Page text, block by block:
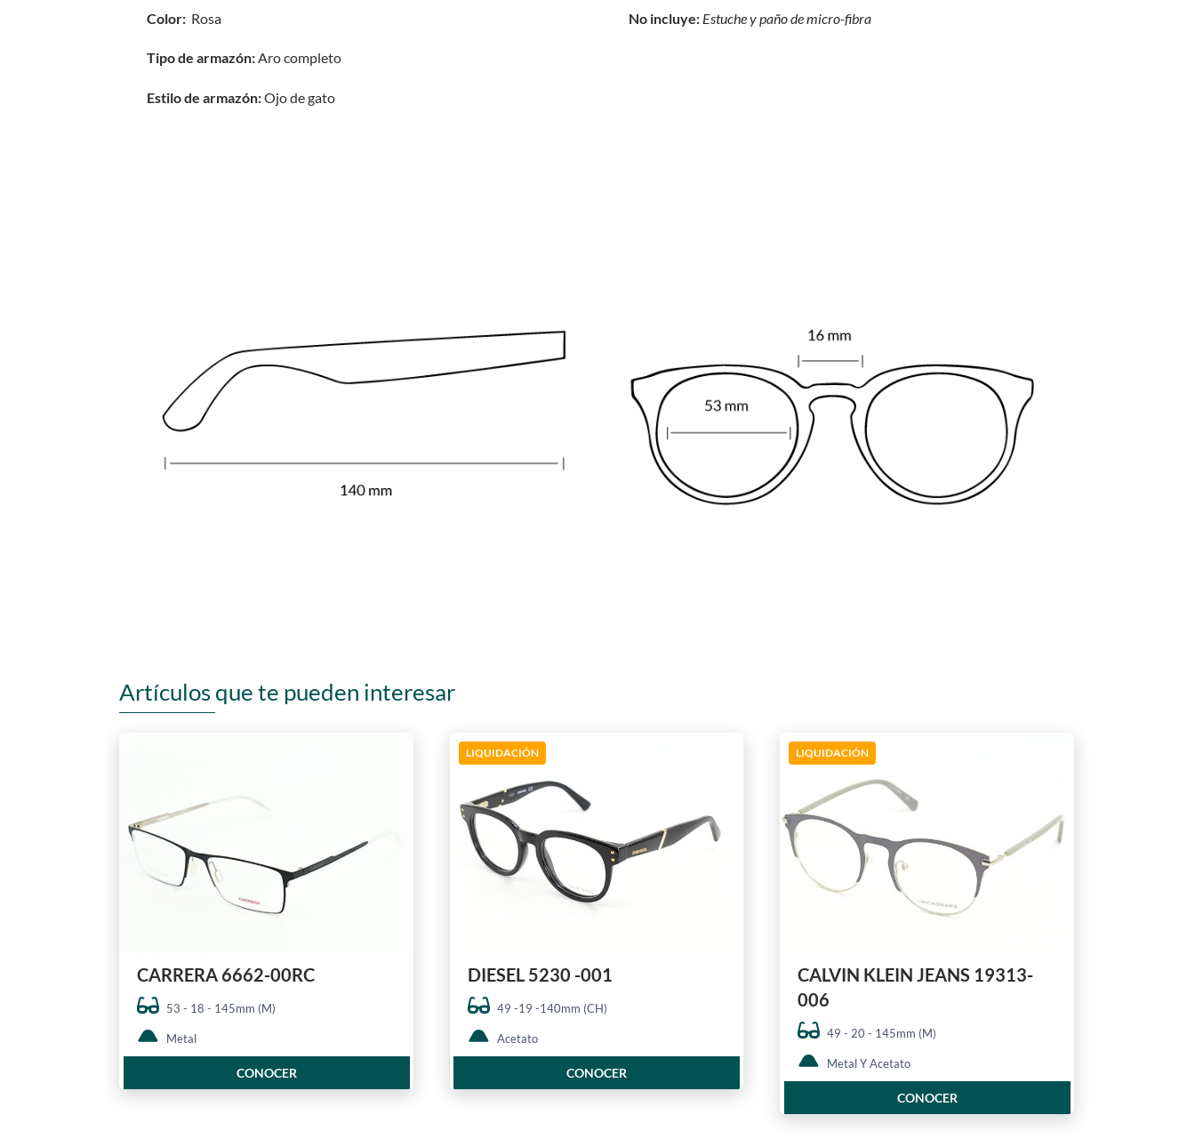
Color: Rosa No incluye: Estuche y paño demicro-fibra
Tipo de armazón:Aro completo
Estilo de armazón:Ojo de gato
Artículos que te pueden interesar
CARRERA 6662-00RC
53 - 18 - 145mm (M)
Metal
CONOCER
LIQUIDACIÓN
DIESEL 5230 -001
49 -19 -140mm (CH)
Acetato
CONOCER
LIQUIDACIÓN
CALVIN KLEIN JEANS 19313-
006
49 - 20 - 145mm (M)
Metal Y Acetato
CONOCER